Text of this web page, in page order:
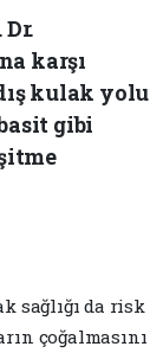
karşı
kulak yolu
gibi
sağlığı da risk
çoğalmasını